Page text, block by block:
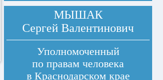
МЫШАК
Сергей Валентинович
Уполномоченный
по правам человека
в Краснодарском крае